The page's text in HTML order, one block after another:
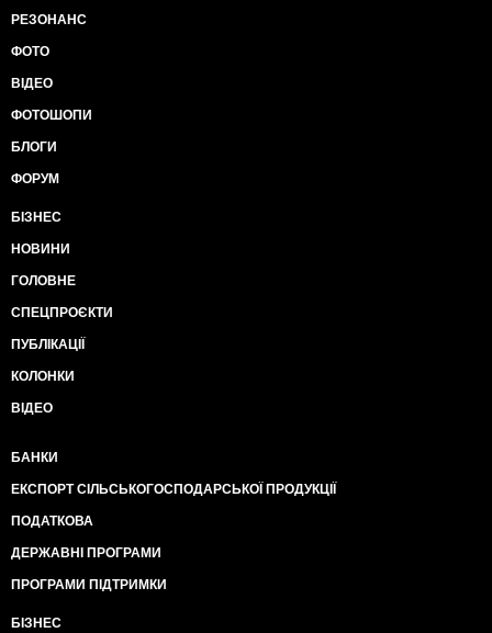
РЕЗОНАНС
ФОТО
ВІДЕО
ФОТОШОПИ
БЛОГИ
ФОРУМ
БІЗНЕС
НОВИНИ
ГОЛОВНЕ
СПЕЦПРОЄКТИ
ПУБЛІКАЦІЇ
КОЛОНКИ
ВІДЕО
БАНКИ
ЕКСПОРТ СІЛЬСЬКОГОСПОДАРСЬКОЇ ПРОДУКЦІЇ
ПОДАТКОВА
ДЕРЖАВНІ ПРОГРАМИ
ПРОГРАМИ ПІДТРИМКИ
БІЗНЕС